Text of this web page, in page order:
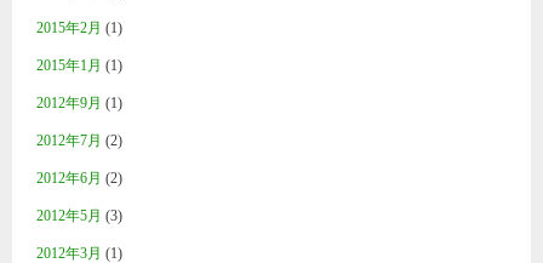
2015年2月 (1)
2015年1月 (1)
2012年9月 (1)
2012年7月 (2)
2012年6月 (2)
2012年5月 (3)
2012年3月 (1)